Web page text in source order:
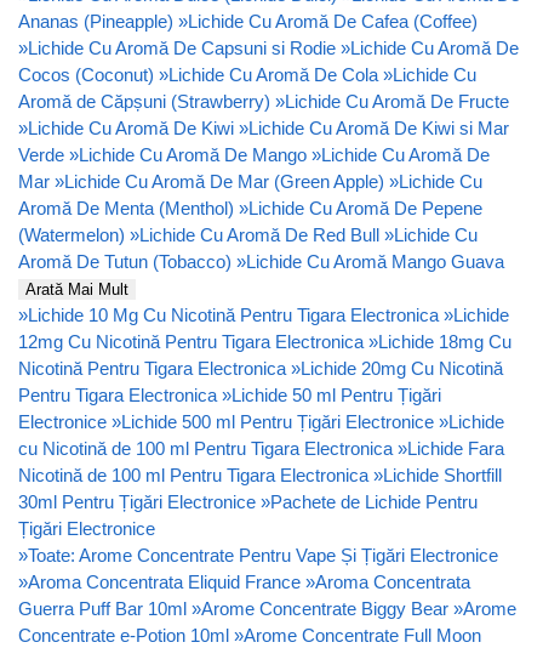
Ananas (Pineapple) »Lichide Cu Aromă De Cafea (Coffee)
»Lichide Cu Aromă De Capsuni si Rodie »Lichide Cu Aromă De
Cocos (Coconut) »Lichide Cu Aromă De Cola »Lichide Cu
Aromă de Căpșuni (Strawberry) »Lichide Cu Aromă De Fructe
»Lichide Cu Aromă De Kiwi »Lichide Cu Aromă De Kiwi si Mar
Verde »Lichide Cu Aromă De Mango »Lichide Cu Aromă De
Mar »Lichide Cu Aromă De Mar (Green Apple) »Lichide Cu
Aromă De Menta (Menthol) »Lichide Cu Aromă De Pepene
(Watermelon) »Lichide Cu Aromă De Red Bull »Lichide Cu
Aromă De Tutun (Tobacco) »Lichide Cu Aromă Mango Guava
Arată Mai Mult
»Lichide 10 Mg Cu Nicotină Pentru Tigara Electronica »Lichide
12mg Cu Nicotină Pentru Tigara Electronica »Lichide 18mg Cu
Nicotină Pentru Tigara Electronica »Lichide 20mg Cu Nicotină
Pentru Tigara Electronica »Lichide 50 ml Pentru Țigări
Electronice »Lichide 500 ml Pentru Țigări Electronice »Lichide
cu Nicotină de 100 ml Pentru Tigara Electronica »Lichide Fara
Nicotină de 100 ml Pentru Tigara Electronica »Lichide Shortfill
30ml Pentru Țigări Electronice »Pachete de Lichide Pentru
Țigări Electronice
»Toate: Arome Concentrate Pentru Vape Și Țigări Electronice
»Aroma Concentrata Eliquid France »Aroma Concentrata
Guerra Puff Bar 10ml »Arome Concentrate Biggy Bear »Arome
Concentrate e-Potion 10ml »Arome Concentrate Full Moon